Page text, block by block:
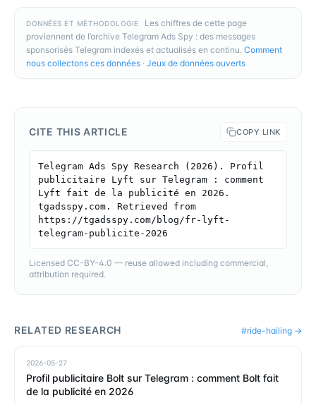
DONNÉES ET MÉTHODOLOGIE
Les chiffres de cette page
proviennent de l’archive Telegram Ads Spy : des messages
sponsorisés Telegram indexés et actualisés en continu. Comment
nous collectons ces données · Jeux de données ouverts
CITE THIS ARTICLE COPY LINK
Telegram Ads Spy Research (2026). Profil
publicitaire Lyft sur Telegram : comment
Lyft fait de la publicité en 2026.
tgadsspy.com. Retrieved from
https://tgadsspy.com/blog/fr-lyft-
telegram-publicite-2026
Licensed CC-BY-4.0 — reuse allowed including commercial,
attribution required.
RELATED RESEARCH #ride-hailing →
2026-05-27
Profil publicitaire Bolt sur Telegram : comment Bolt fait
de la publicité en 2026